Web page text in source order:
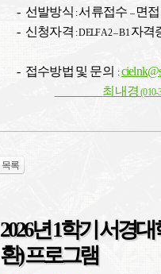
- 선발방식 :서류접수 – 면접
- 신청자격 : DELF A2 – B1 자격
- 접수방법 및 문의 :
최내경 (010-
목록
2026년 1학기 서경
환) 프로그램